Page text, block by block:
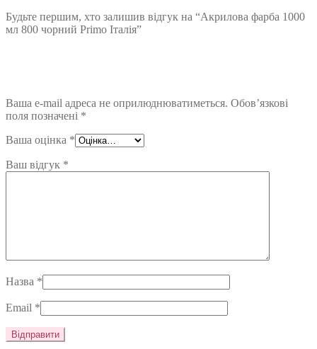
Будьте першим, хто залишив відгук на “Акрилова фарба 1000
мл 800 чорний Primo Італія”
Ваша e-mail адреса не оприлюднюватиметься. Обов’язкові
поля позначені *
Ваша оцінка *
Ваш відгук *
Назва *
Email *